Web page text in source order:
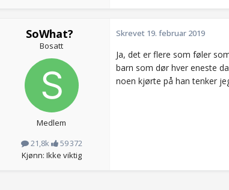
SoWhat?
Bosatt
Medlem
21,8k
59 372
Kjønn: Ikke viktig
Skrevet 19. februar 2019
Ja, det er flere som føler
barn som dør hver eneste
noen kjørte på han tenker